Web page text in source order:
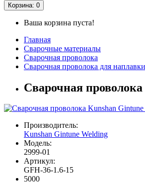
Корзина: 0
Ваша корзина пуста!
Главная
Сварочные материалы
Сварочная проволока
Сварочная проволока для наплавки
Сварочная
Производитель:
Kunshan Gintune Welding
Модель:
2999-01
Артикул:
GFH-36-1.6-15
5000